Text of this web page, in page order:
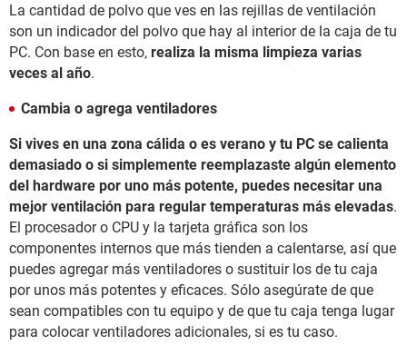
La cantidad de polvo que ves en las rejillas de ventilación
son un indicador del polvo que hay al interior de la caja de tu
PC. Con base en esto, realiza la misma limpieza varias
veces al año.
Cambia o agrega ventiladores
Si vives en una zona cálida o es verano y tu PC se calienta
demasiado o si simplemente reemplazaste algún elemento
del hardware por uno más potente, puedes necesitar una
mejor ventilación para regular temperaturas más elevadas.
El procesador o CPU y la tarjeta gráfica son los
componentes internos que más tienden a calentarse, así que
puedes agregar más ventiladores o sustituir los de tu caja
por unos más potentes y eficaces. Sólo asegúrate de que
sean compatibles con tu equipo y de que tu caja tenga lugar
para colocar ventiladores adicionales, si es tu caso.